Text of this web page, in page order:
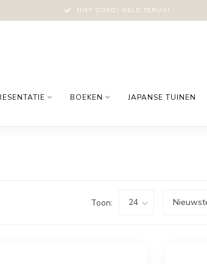
NIET GOED? GELD TERUG!
BOEKEN JAPANSE TUINEN
Toon: